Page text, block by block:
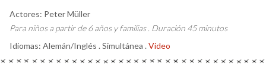
Actores: Peter Müller
Para niños a partir de 6 años y familias . Duración 45 minutos
Idiomas: Alemán/Inglés . Simultánea .Video